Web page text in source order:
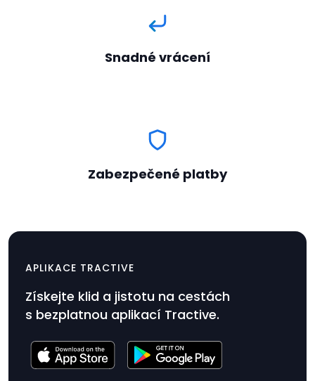
Snadné vrácení
Zabezpečené platby
Cena
produktu
$9.99
APLIKACE TRACTIVE
Získejte klid a jistotu na cestách
s bezplatnou aplikací Tractive.